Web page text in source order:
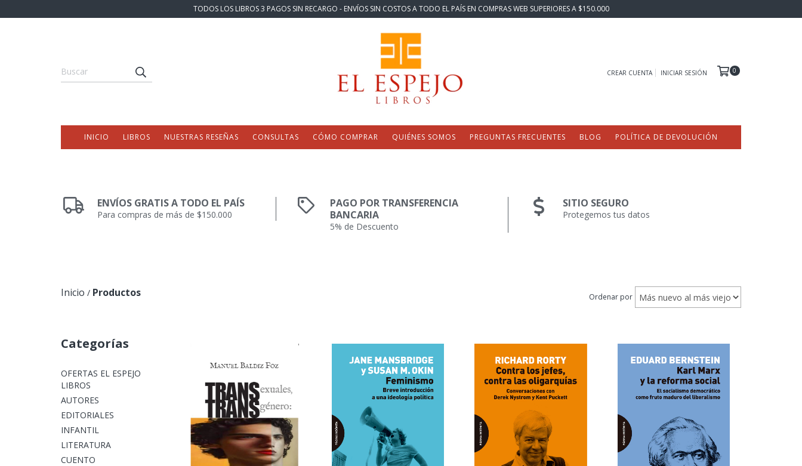
TODOS LOS LIBROS 3 PAGOS SIN RECARGO - ENVÍOS SIN COSTOS A TODO EL PAÍS EN COMPRAS WEB SUPERIORES A $150.000
CREAR CUENTA INICIAR SESIÓN 0
INICIO LIBROS NUESTRAS RESEÑAS CONSULTAS CÓMO COMPRAR QUIÉNES SOMOS PREGUNTAS FRECUENTES BLOG POLÍTICA DE DEVOLUCIÓN
ENVÍOS GRATIS A TODO EL PAÍS
Para compras de más de $150.000
PAGO POR TRANSFERENCIA
BANCARIA
5% de Descuento
SITIO SEGURO
Protegemos tus datos
Inicio / Productos Ordenar por
Categorías
OFERTAS EL ESPEJO
LIBROS
AUTORES
EDITORIALES
INFANTIL
LITERATURA
CUENTO